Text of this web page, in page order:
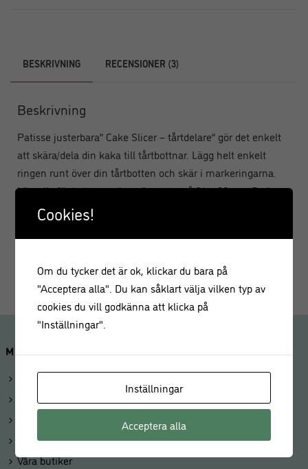
BESKRIVNING RECENSIONER (3)
Beskrivning
Patisse justerbara” Cake Slicer – tårtdelare” gör det enkelt
att skära/dela din kaka till tårtbottnar. Lägg helt enkelt
ringen runt över din tårtbotten och skär i markeringarna.
Lämplig för kakor med en diameter på 24 – 30 cm. Du kan
anpassa ringen eftersom den är justerbar. Tillverkad av
MINA SIDOR
Logga in
Mitt konto
Kunduppgifter
Våra butiker
Cookies!
Om du tycker det är ok, klickar du bara på
"Acceptera alla". Du kan såklart välja vilken typ av
cookies du vill godkänna att klicka på
"Inställningar".
Inställningar
Acceptera alla